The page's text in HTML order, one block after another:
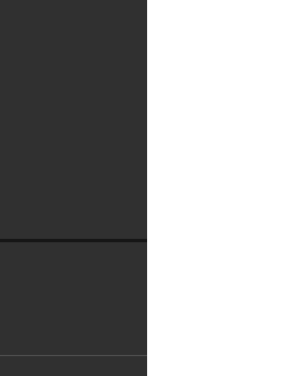
Google Play Store